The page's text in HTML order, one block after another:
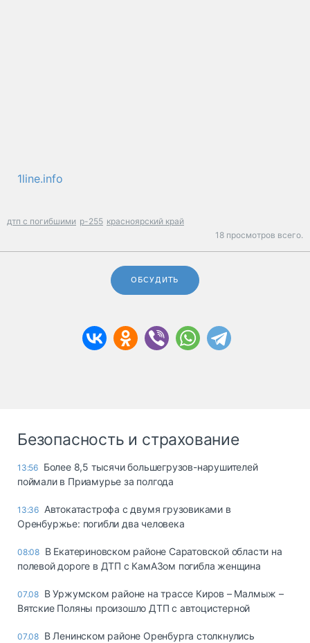
1line.info
дтп с погибшими р-255 красноярский край
18 просмотров всего.
ОБСУДИТЬ
Безопасность и страхование
13:56 Более 8,5 тысячи большегрузов-нарушителей
поймали в Приамурье за полгода
13:36 Автокатастрофа с двумя грузовиками в
Оренбуржье: погибли два человека
08:08 В Екатериновском районе Саратовской области на
полевой дороге в ДТП с КамАЗом погибла женщина
07.08 В Уржумском районе на трассе Киров – Малмыж –
Вятские Поляны произошло ДТП с автоцистерной
07.08 В Ленинском районе Оренбурга столкнулись